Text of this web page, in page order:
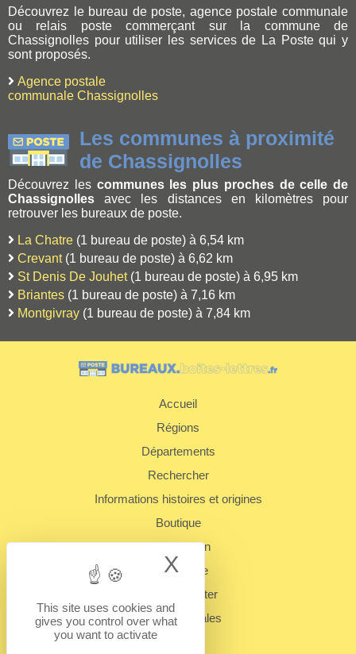
Découvrez le bureau de poste, agence postale communale
ou relais poste commerçant sur la commune de
Chassignolles pour utiliser les services de La Poste qui y
sont proposés.
Agence postale
communale Chassignolles
Les communes à proximité
de Chassignolles
Découvrez les communes les plus proches de celle de
Chassignolles avec les distances en kilomètres pour
retrouver les bureaux de poste.
La Chatre (1 bureau de poste) à 6,54 km
Crevant(1 bureau de poste) à 6,62 km
St Denis De Jouhet(1 bureau de poste) à 6,95 km
Briantes (1 bureau de poste) à 7,16 km
Montgivray (1 bureau de poste) à 7,84 km
Accueil
Régions
Départements
Rechercher
Informations histoires et origines
Boutique
Présentation
Plan du site
Nous contacter
Mentions légales
This site uses cookies and
gives you control over what
you want to activate
X Hide cookie